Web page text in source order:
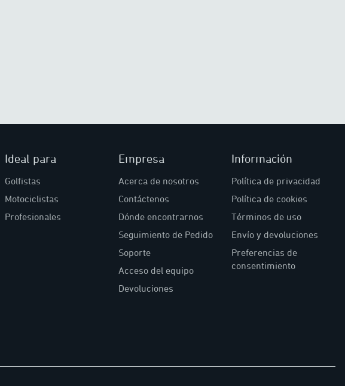
Ideal para
Golfistas
Motociclistas
Profesionales
Empresa
Acerca de nosotros
Contáctenos
Dónde encontrarnos
Seguimiento de Pedido
Soporte
Acceso del equipo
Devoluciones
Información
Política de privacidad
Política de cookies
Términos de uso
Envío y devoluciones
Preferencias de
consentimiento